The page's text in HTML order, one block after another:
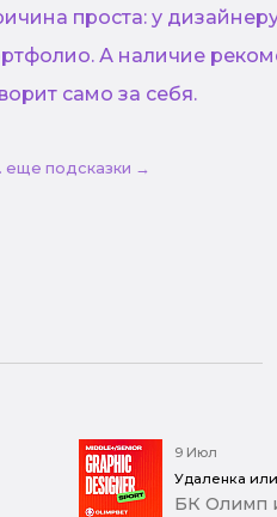
проста: у
А наличие
само за себя.
еще подсказки →
9 Июл
Удаленка
БК Олимп